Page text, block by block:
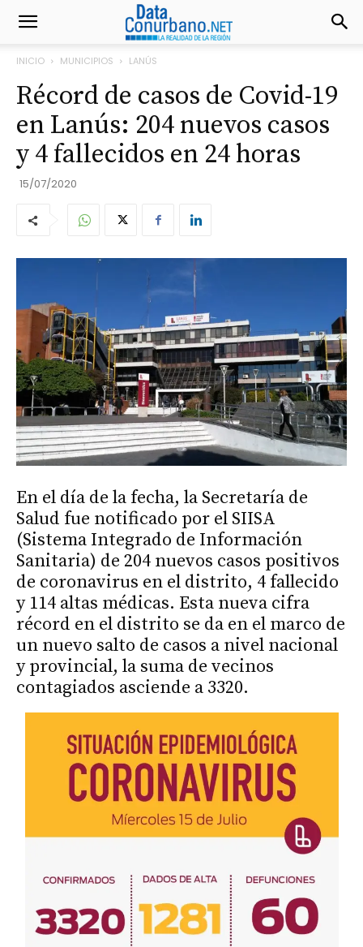
INICIO MUNICIPIOS LANÚS
Récord de casos de Covid-19
en Lanús: 204 nuevos casos
y 4 fallecidos en 24 horas
15/07/2020
En el día de la fecha, la Secretaría de
Salud fue notificado por el SIISA
(Sistema Integrado de Información
Sanitaria) de 204 nuevos casos positivos
de coronavirus en el distrito, 4 fallecido
y 114 altas médicas. Esta nueva cifra
récord en el distrito se da en el marco de
un nuevo salto de casos a nivel nacional
y provincial, la suma de vecinos
contagiados asciende a 3320.